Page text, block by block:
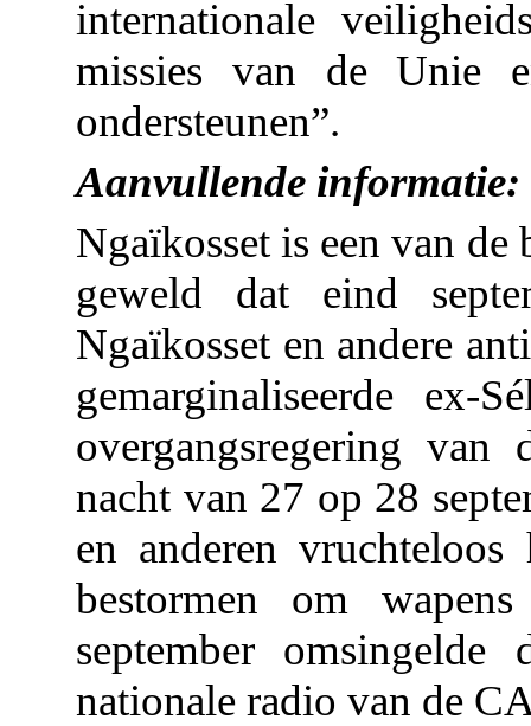
internationale
missies van de Unie
ondersteunen”.
Aanvullende informatie:
Ngaïkosset is een van
geweld dat eind
Ngaïkosset en andere
gemarginaliseerde ex-
overgangsregering
nacht van 27 op 28
en anderen vruchteloos
bestormen om
september
nationale radio van de